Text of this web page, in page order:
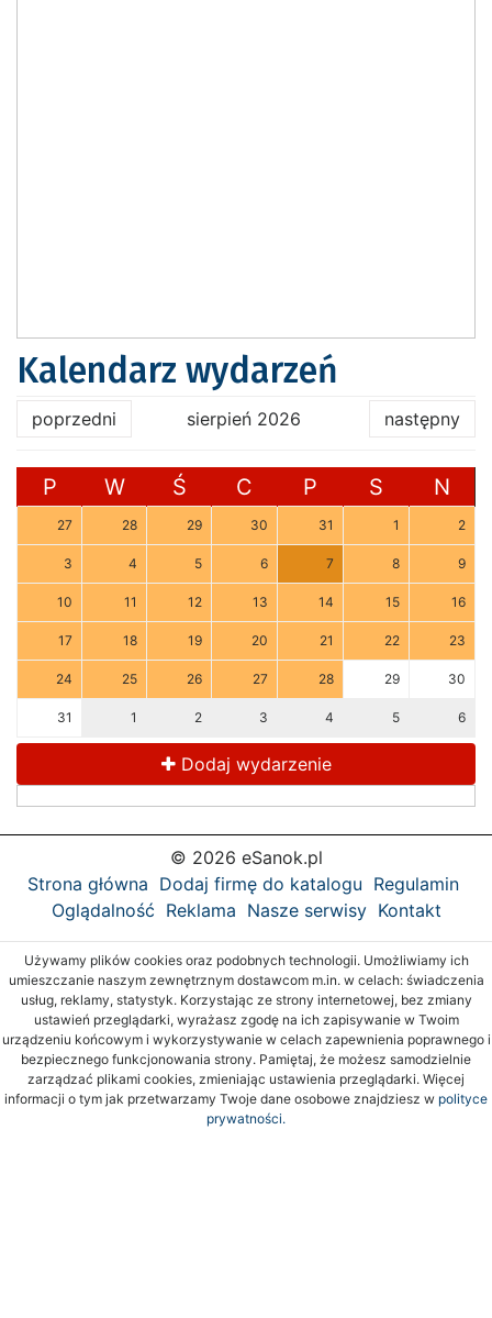
Kalendarz wydarzeń
poprzedni sierpień 2026 następny
P W Ś C P S N
27 28 29 30 31 1 2
3 4 5 6 7 8 9
10 11 12 13 14 15 16
17 18 19 20 21 22 23
24 25 26 27 28 29 30
31 1 2 3 4 5 6
Dodaj wydarzenie
© 2026 eSanok.pl
Strona główna Dodaj firmę do katalogu Regulamin
Oglądalność Reklama Nasze serwisy Kontakt
Używamy plików cookies oraz podobnych technologii. Umożliwiamy ich
umieszczanie naszym zewnętrznym dostawcom m.in. w celach: świadczenia
usług, reklamy, statystyk. Korzystając ze strony internetowej, bez zmiany
ustawień przeglądarki, wyrażasz zgodę na ich zapisywanie w Twoim
urządzeniu końcowym i wykorzystywanie w celach zapewnienia poprawnego i
bezpiecznego funkcjonowania strony. Pamiętaj, że możesz samodzielnie
zarządzać plikami cookies, zmieniając ustawienia przeglądarki. Więcej
informacji o tym jak przetwarzamy Twoje dane osobowe znajdziesz w polityce
prywatności.